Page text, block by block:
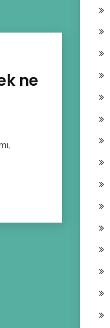
ne